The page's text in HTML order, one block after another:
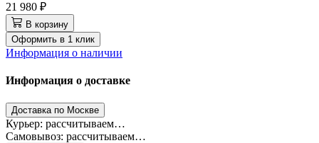
21 980 ₽
В корзину
Оформить в 1 клик
Информация о наличии
Информация о доставке
Доставка по Москве
Курьер: рассчитываем…
Самовывоз: рассчитываем…